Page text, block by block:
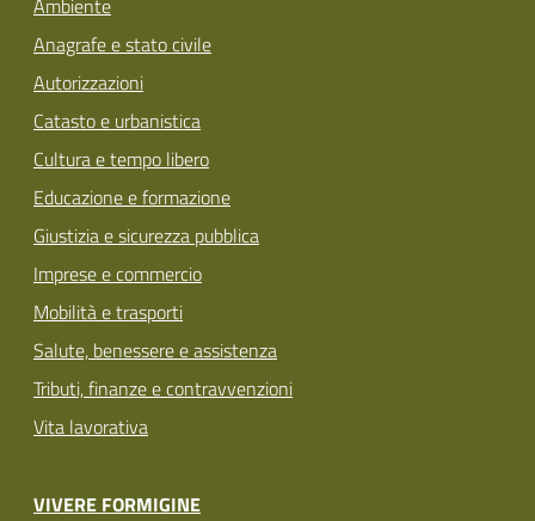
Ambiente
Anagrafe e stato civile
Autorizzazioni
Catasto e urbanistica
Cultura e tempo libero
Educazione e formazione
Giustizia e sicurezza pubblica
Imprese e commercio
Mobilità e trasporti
Salute, benessere e assistenza
Tributi, finanze e contravvenzioni
Vita lavorativa
VIVERE FORMIGINE